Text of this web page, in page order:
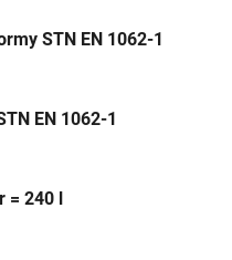
STN EN 1062-1
EN 1062-1
= 240 l